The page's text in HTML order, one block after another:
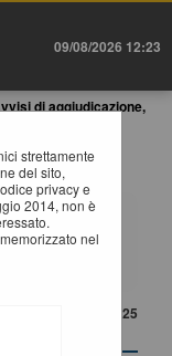
09/08/2026 12:23
di aggiudicazione,
strettamente
del sito,
privacy e
2014, non è
nel
i dati di
compresi i
si accede alle
parte della gara,
AL 02/12/2025